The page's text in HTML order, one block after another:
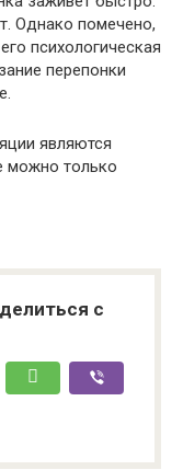
Однако помечено,
психологическая
перепонки
являются
можно только
с